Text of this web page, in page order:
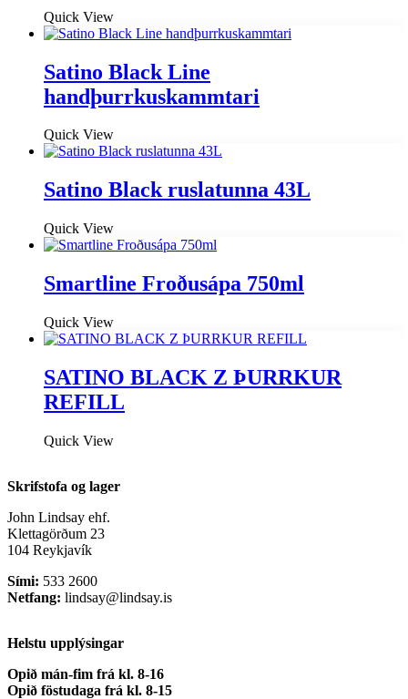
Quick View
Satino Black Line
handþurrkuskammtari
Quick View
Satino Black ruslatunna 43L
Quick View
Smartline Froðusápa 750ml
Quick View
SATINO BLACK Z ÞURRKUR
REFILL
Quick View
Skrifstofa og lager
John Lindsay ehf.
Klettagörðum 23
104 Reykjavík
Sími: 533 2600
Netfang: lindsay@lindsay.is
Helstu upplýsingar
Opið mán-fim frá kl. 8-16
Opið föstudaga frá kl. 8-15